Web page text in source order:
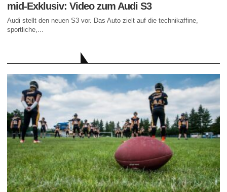
mid-Exklusiv: Video zum Audi S3
Audi stellt den neuen S3 vor. Das Auto zielt auf die technikaffine,
sportliche,...